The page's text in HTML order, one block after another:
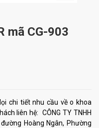
mã CG-903
chi tiết nhu cầu về o khoa
liên hệ: CÔNG TY TNHH
Hoàng Ngân, Phường